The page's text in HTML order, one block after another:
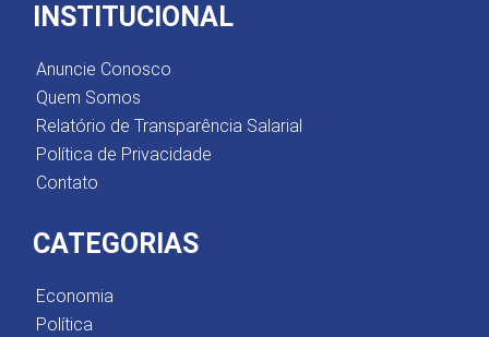
INSTITUCIONAL
Anuncie Conosco
Quem Somos
Relatório de Transparência Salarial
Política de Privacidade
Contato
CATEGORIAS
Economia
Política